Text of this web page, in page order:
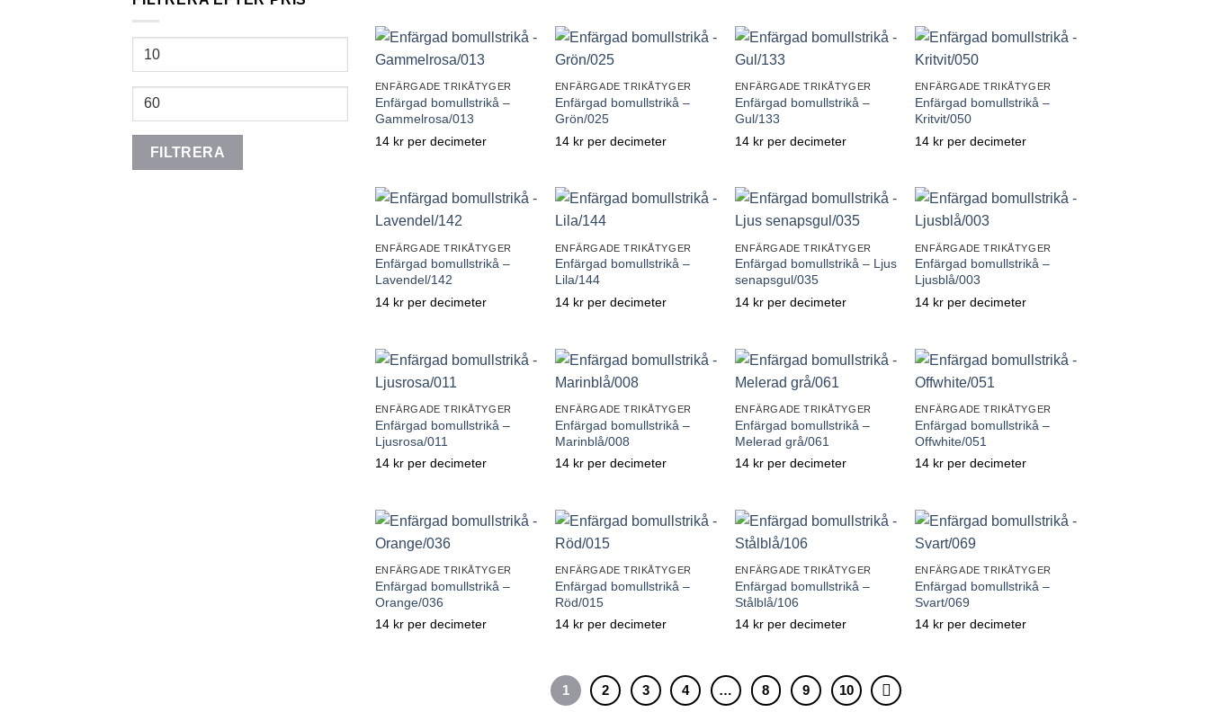
Min
Max
FILTRERA
Lägg till önskelistan Lägg till önskelistan Lägg till önskelistan Lägg till önskelistan
Lägg till önskelistan
ENFÄRGADE TRIKÅTYGER
Enfärgad bomullstrikå –
Gammelrosa/013
14 kr per decimeter
Lägg till önskelistan
ENFÄRGADE TRIKÅTYGER
Enfärgad bomullstrikå –
Grön/025
14 kr per decimeter
Lägg till önskelistan
ENFÄRGADE TRIKÅTYGER
Enfärgad bomullstrikå –
Gul/133
14 kr per decimeter
Lägg till önskelistan
ENFÄRGADE TRIKÅTYGER
Enfärgad bomullstrikå –
Kritvit/050
14 kr per decimeter
Lägg till önskelistan
ENFÄRGADE TRIKÅTYGER
Enfärgad bomullstrikå –
Lavendel/142
14 kr per decimeter
Lägg till önskelistan
ENFÄRGADE TRIKÅTYGER
Enfärgad bomullstrikå –
Lila/144
14 kr per decimeter
Lägg till önskelistan
ENFÄRGADE TRIKÅTYGER
Enfärgad bomullstrikå – Ljus
senapsgul/035
14 kr per decimeter
Lägg till önskelistan
ENFÄRGADE TRIKÅTYGER
Enfärgad bomullstrikå –
Ljusblå/003
14 kr per decimeter
Lägg till önskelistan
ENFÄRGADE TRIKÅTYGER
Enfärgad bomullstrikå –
Ljusrosa/011
14 kr per decimeter
Lägg till önskelistan
ENFÄRGADE TRIKÅTYGER
Enfärgad bomullstrikå –
Marinblå/008
14 kr per decimeter
Lägg till önskelistan
ENFÄRGADE TRIKÅTYGER
Enfärgad bomullstrikå –
Melerad grå/061
14 kr per decimeter
Lägg till önskelistan
ENFÄRGADE TRIKÅTYGER
Enfärgad bomullstrikå –
Offwhite/051
14 kr per decimeter
ENFÄRGADE TRIKÅTYGER
Enfärgad bomullstrikå –
Orange/036
14 kr per decimeter
Lägg till önskelistan
ENFÄRGADE TRIKÅTYGER
Enfärgad bomullstrikå –
Röd/015
14 kr per decimeter
Lägg till önskelistan
ENFÄRGADE TRIKÅTYGER
Enfärgad bomullstrikå –
Stålblå/106
14 kr per decimeter
ENFÄRGADE TRIKÅTYGER
Enfärgad bomullstrikå –
Svart/069
14 kr per decimeter
1 2 3 4 … 8 9 10